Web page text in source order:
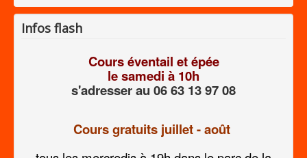
Infos flash
Cours éventail et épée
le samedi à 10h
s'adresser au 06 63 13 97 08
Cours gratuits juillet - août